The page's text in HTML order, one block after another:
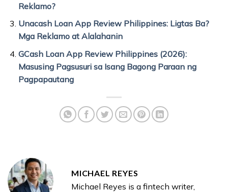
Reklamo?
Unacash Loan App Review Philippines: Ligtas Ba?
Mga Reklamo at Alalahanin
GCash Loan App Review Philippines (2026):
Masusing Pagsusuri sa Isang Bagong Paraan ng
Pagpapautang
MICHAEL REYES
Michael Reyes is a fintech writer,